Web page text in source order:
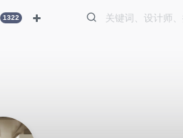
1322